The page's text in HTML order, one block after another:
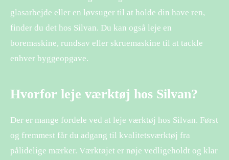
glasarbejde eller en løvsuger til at holde din have ren,
finder du det hos Silvan. Du kan også leje en
boremaskine, rundsav eller skruemaskine til at tackle
enhver byggeopgave.
Hvorfor leje værktøj hos Silvan?
Der er mange fordele ved at leje værktøj hos Silvan. Først
og fremmest får du adgang til kvalitetsværktøj fra
pålidelige mærker. Værktøjet er nøje vedligeholdt og klar